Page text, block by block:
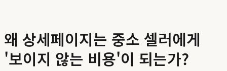
왜 상세페이지는 중소 셀러에게
'보이지 않는 비용'이 되는가?